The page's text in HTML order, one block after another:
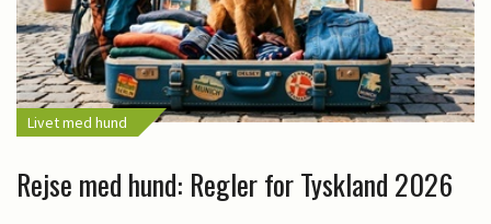
Livet med hund
Rejse med hund: Regler for Tyskland 2026